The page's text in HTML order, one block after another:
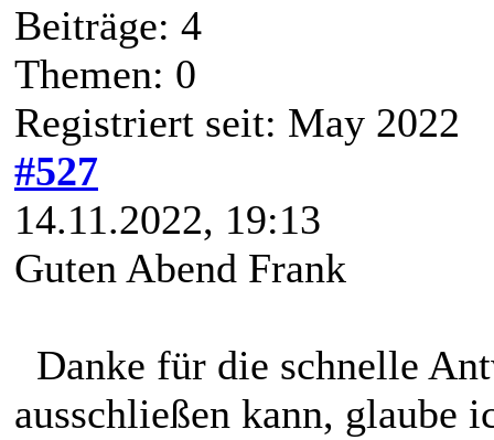
Beiträge: 4
Themen: 0
Registriert seit: May 2022
#527
14.11.2022, 19:13
Guten Abend Frank
Danke für die schnelle
ausschließen kann, glaube